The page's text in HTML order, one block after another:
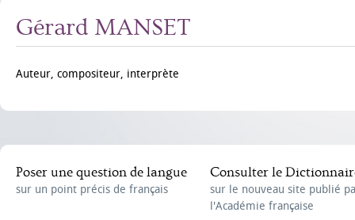
Gérard MANSET
Auteur, compositeur, interprète
Poser une question de langue
sur un point précis de français
Consulter le
sur le nouveau site publié
l'Académie française